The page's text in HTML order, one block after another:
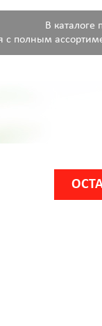
В
с полным